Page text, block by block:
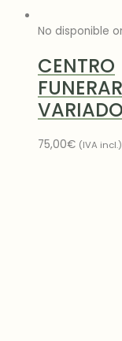
No disponible
CENTRO
VARIADO
75,00€ (IVA incl.)